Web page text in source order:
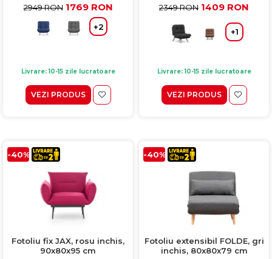
2949 RON 1769 RON
+2
Livrare: 10-15 zile lucratoare
VEZI PRODUS
2349 RON 1409 RON
+1
Livrare: 10-15 zile lucratoare
VEZI PRODUS
-40%
Fotoliu fix JAX, rosu inchis,
90x80x95 cm
-40%
Fotoliu extensibil FOLDE, gri
inchis, 80x80x79 cm